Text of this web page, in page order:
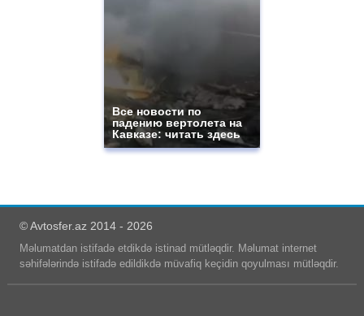
Все новости по
падению вертолета на
Кавказе: читать здесь
© Avtosfer.az 2014 - 2026
Məlumatdan istifadə etdikdə istinad mütləqdir. Məlumat internet
səhifələrində istifadə edildikdə müvafiq keçidin qoyulması mütləqdir.